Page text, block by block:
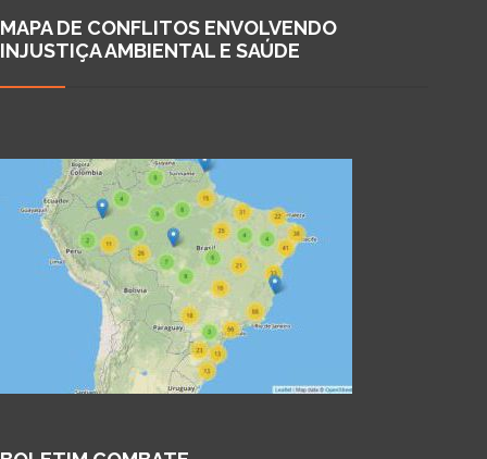
MAPA DE CONFLITOS ENVOLVENDO
INJUSTIÇA AMBIENTAL E SAÚDE